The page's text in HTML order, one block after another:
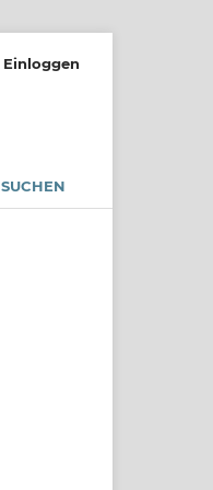
SUCHEN
Einloggen